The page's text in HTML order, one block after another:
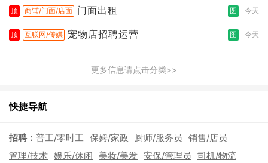
顶 商铺/门面/店面 门面出租 图 今天
顶 互联网/传媒 宠物店招聘运营 图 今天
更多信息请点击分类>>
快捷导航
招聘： 普工/零时工 保姆/家政 厨师/服务员 销售/店员
管理/技术 娱乐/休闲 美妆/美发 安保/管理员 司机/物流